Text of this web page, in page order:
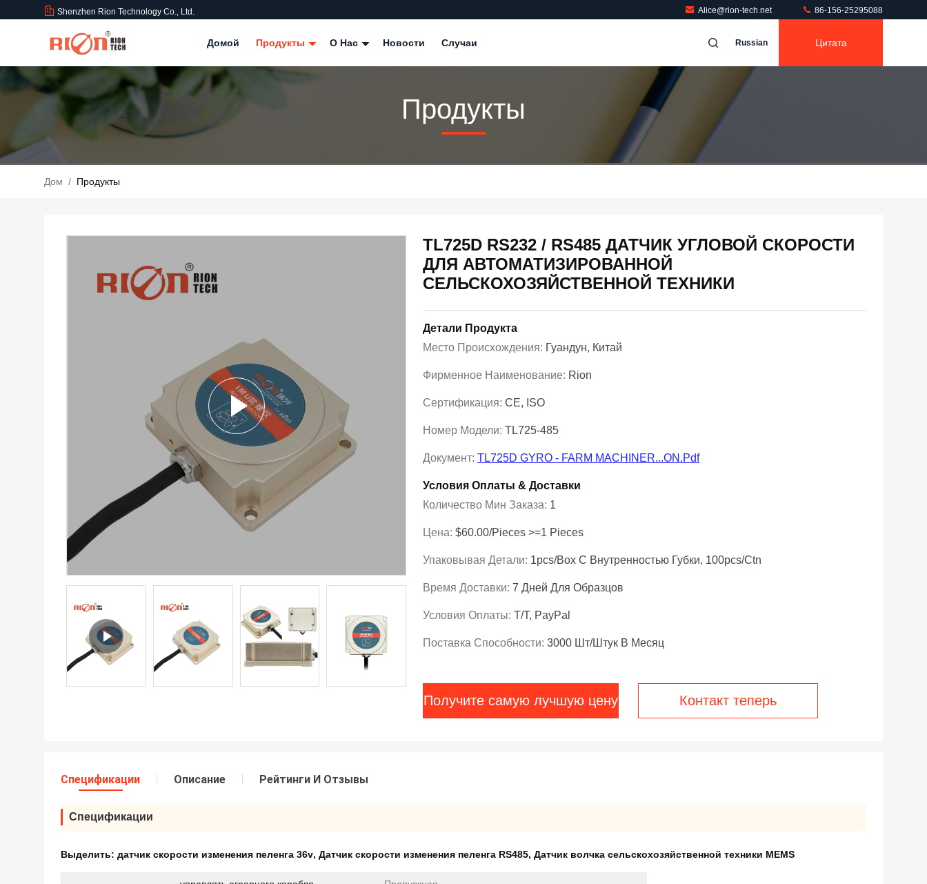
Shenzhen Rion Technology Co., Ltd. Alice@rion-tech.net 86-156-25295088
Домой Продукты О Нас Новости Случаи Russian Цитата
Продукты
Дом / Продукты
TL725D RS232 / RS485 ДАТЧИК УГЛОВОЙ СКОРОСТИ
ДЛЯ АВТОМАТИЗИРОВАННОЙ
СЕЛЬСКОХОЗЯЙСТВЕННОЙ ТЕХНИКИ
Детали Продукта
Место Происхождения: Гуандун, Китай
Фирменное Наименование: Rion
Сертификация: CE, ISO
Номер Модели: TL725-485
Документ: TL725D GYRO - FARM MACHINER...ON.pdf
Условия Оплаты & Доставки
Количество Мин Заказа: 1
Цена: $60.00/Pieces >=1 Pieces
Упаковывая Детали: 1pcs/box С Внутренностью Губки, 100pcs/ctn
Время Доставки: 7 Дней Для Образцов
Условия Оплаты: T/T, PayPal
Поставка Способности: 3000 Шт/штук В Месяц
Получите самую лучшую цену Контакт теперь
Спецификации Описание Рейтинги И Отзывы
Спецификации
Выделить: датчик скорости изменения пеленга 36v, Датчик скорости изменения пеленга RS485, Датчик волчка сельскохозяйственной техники MEMS